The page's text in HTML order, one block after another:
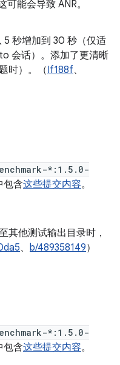
可能会导致 ANR。
秒增加到 30 秒（仅适
会话）。添加了更清晰
时）。（If188f、
*:1.5.0-
包含这些提交内容。
其他测试输出目录时，
、 b/489358149）
*:1.5.0-
包含这些提交内容。